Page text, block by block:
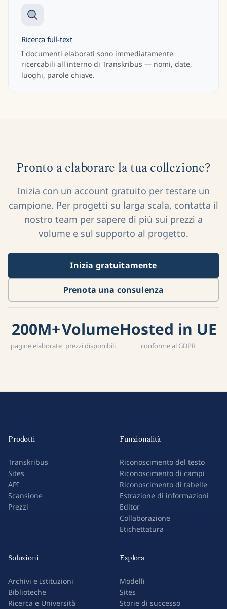
Ricerca full-text
I documenti elaborati sono immediatamente
ricercabili all'interno di Transkribus — nomi, date,
luoghi, parole chiave.
Pronto a elaborare la tua collezione?
Inizia con un account gratuito per testare un
campione. Per progetti su larga scala, contatta il
nostro team per sapere di più sui prezzi a
volume e sul supporto al progetto.
Inizia gratuitamente
Prenota una consulenza
200M+
pagine elaborate
Volume
prezzi disponibili
Hosted in UE
conforme al GDPR
Prodotti
Transkribus
Sites
API
Scansione
Prezzi
Funzionalità
Riconoscimento del testo
Riconoscimento di campi
Riconoscimento di tabelle
Estrazione di informazioni
Editor
Collaborazione
Etichettatura
Soluzioni
Archivi e Istituzioni
Biblioteche
Ricerca e Università
Esplora
Modelli
Sites
Storie di successo